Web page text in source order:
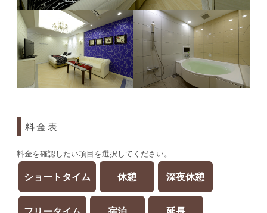
料金表
料金を確認したい項目を選択してください。
ショートタイム 休憩 深夜休憩